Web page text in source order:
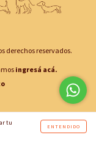
tu
ENTENDIDO
derechos reservados.
ingresá acá.